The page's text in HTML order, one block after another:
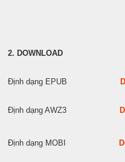
2. DOWNLOAD
Định dạng EPUB
Định dạng AWZ3
Định dạng MOBI